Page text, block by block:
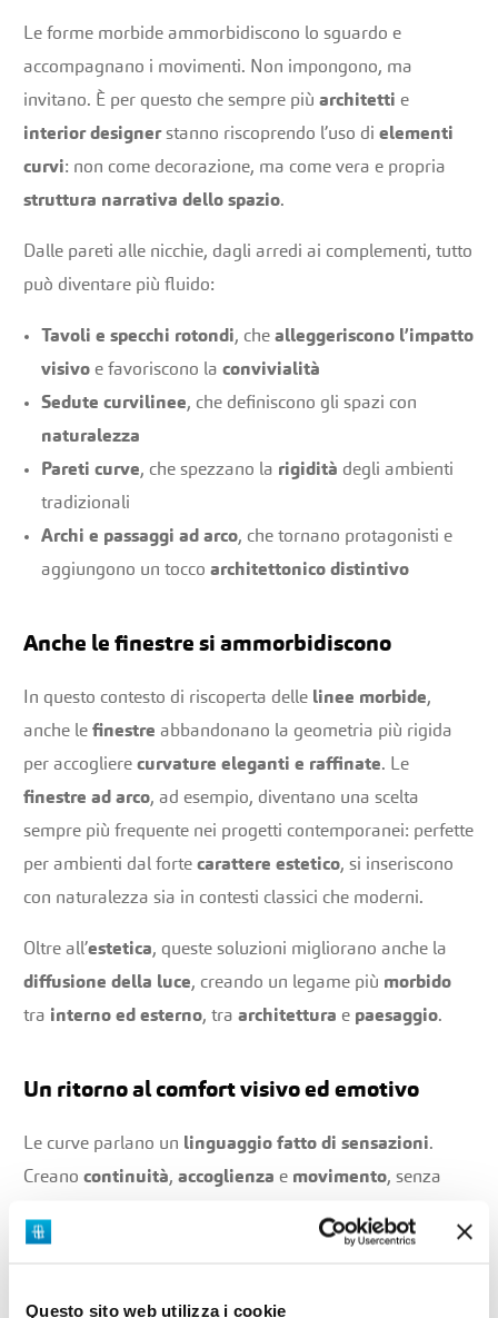
Questo sito web utilizza i cookie
Le forme morbide ammorbidiscono lo sguardo e
accompagnano i movimenti. Non impongono, ma
invitano. È per questo che sempre piùarchitetti e
interior designerstanno riscoprendo l’uso dielementi
curvi: non come decorazione, ma come vera e propria
struttura narrativa dello spazio.
Dalle pareti alle nicchie, dagli arredi ai complementi, tutto
può diventare più fluido:
Tavoli e specchi rotondi, chealleggeriscono l’impatto
visivo e favoriscono laconvivialità
Sedute curvilinee, che definiscono gli spazi con
naturalezza
Pareti curve, che spezzano la rigidità degli ambienti
tradizionali
Archi e passaggi ad arco, che tornano protagonisti e
aggiungono un toccoarchitettonico distintivo
Anche le finestre si ammorbidiscono
In questo contesto di riscoperta delle linee morbide,
anche lefinestre abbandonano la geometria più rigida
per accoglierecurvature eleganti e raffinate. Le
finestre ad arco, ad esempio, diventano una scelta
sempre più frequente nei progetti contemporanei: perfette
per ambienti dal fortecarattere estetico, si inseriscono
con naturalezza sia in contesti classici che moderni.
Oltre all’estetica, queste soluzioni migliorano anche la
diffusione della luce, creando un legame più morbido
tra interno ed esterno, traarchitettura e paesaggio.
Un ritorno al comfort visivo ed emotivo
Le curve parlano un linguaggio fatto di sensazioni.
Creanocontinuità,accoglienza e movimento, senza
reinterpretare gli spazi con uno
sguardo nuovo: più
stile.